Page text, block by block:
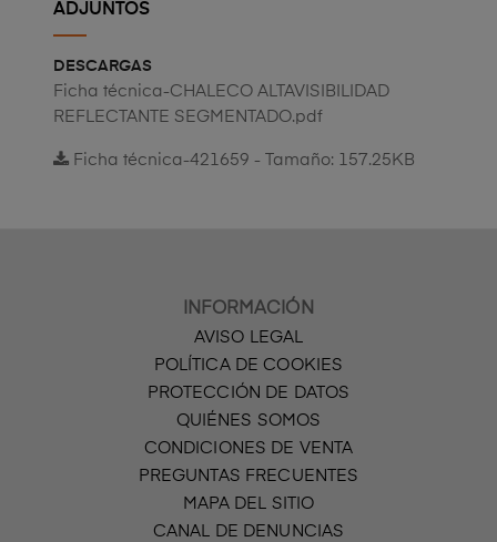
ADJUNTOS
DESCARGAS
Ficha técnica-CHALECO ALTAVISIBILIDAD
REFLECTANTE SEGMENTADO.pdf
Ficha técnica-421659 - Tamaño: 157.25KB
INFORMACIÓN
AVISO LEGAL
POLÍTICA DE COOKIES
PROTECCIÓN DE DATOS
QUIÉNES SOMOS
CONDICIONES DE VENTA
PREGUNTAS FRECUENTES
MAPA DEL SITIO
CANAL DE DENUNCIAS